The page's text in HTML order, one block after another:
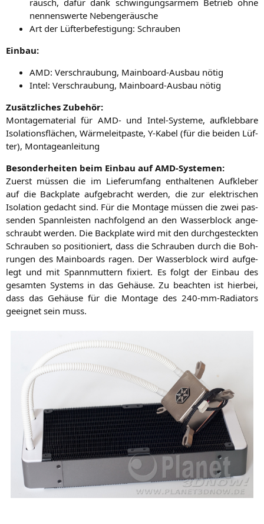
nen­nens­wer­te Nebengeräusche
Art der Lüf­ter­be­fes­ti­gung: Schrauben
Ein­bau:
AMD: Ver­schrau­bung, Main­board-Aus­bau nötig
Intel: Ver­schrau­bung, Main­board-Aus­bau nötig
Zusätz­li­ches Zubehör:
Mon­ta­ge­ma­te­ri­al für AMD-und Intel-Sys­te­me, auf­kleb­ba­re
Iso­la­ti­ons­flä­chen, Wär­me­leit­pas­te, Y‑Kabel (für die bei­den Lüf­
ter), Montageanleitung
Beson­der­hei­ten beim Ein­bau auf AMD-Systemen:
Zuerst müs­sen die im Lie­fer­um­fang ent­hal­te­nen Auf­kle­ber
auf die Back­p­la­te auf­ge­bracht wer­den, die zur elek­tri­schen
Iso­la­ti­on gedacht sind. Für die Mon­ta­ge müs­sen die zwei pas­
sen­den Spann­leis­ten nach­fol­gend an den Was­ser­block ange­
schraubt wer­den. Die Back­p­la­te wird mit den durch­ge­steck­ten
Schrau­ben so posi­tio­niert, dass die Schrau­ben durch die Boh­
run­gen des Main­boards ragen. Der Was­ser­block wird auf­ge­
legt und mit Spann­mut­tern fixiert. Es folgt der Ein­bau des
gesam­ten Sys­tems in das Gehäu­se. Zu beach­ten ist hier­bei,
dass das Gehäu­se für die Mon­ta­ge des 240-mm-Radia­tors
geeig­net sein muss.